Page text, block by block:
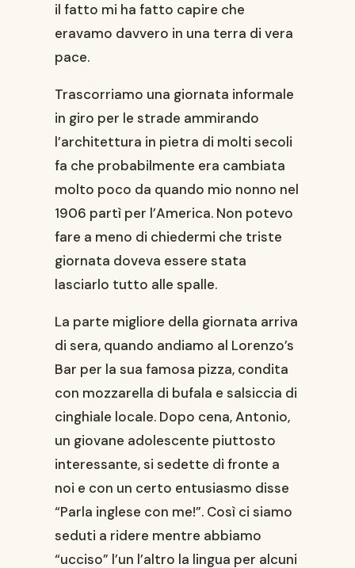
il fatto mi ha fatto capire che
eravamo davvero in una terra di vera
pace.
Trascorriamo una giornata informale
in giro per le strade ammirando
l’architettura in pietra di molti secoli
fa che probabilmente era cambiata
molto poco da quando mio nonno nel
1906 partì per l’America. Non potevo
fare a meno di chiedermi che triste
giornata doveva essere stata
lasciarlo tutto alle spalle.
La parte migliore della giornata arriva
di sera, quando andiamo al Lorenzo’s
Bar per la sua famosa pizza, condita
con mozzarella di bufala e salsiccia di
cinghiale locale. Dopo cena, Antonio,
un giovane adolescente piuttosto
interessante, si sedette di fronte a
noi e con un certo entusiasmo disse
“Parla inglese con me!”. Così ci siamo
seduti a ridere mentre abbiamo
“ucciso” l’un l’altro la lingua per alcuni